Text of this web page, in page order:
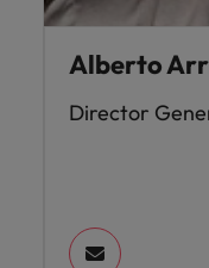
Alberto
Director